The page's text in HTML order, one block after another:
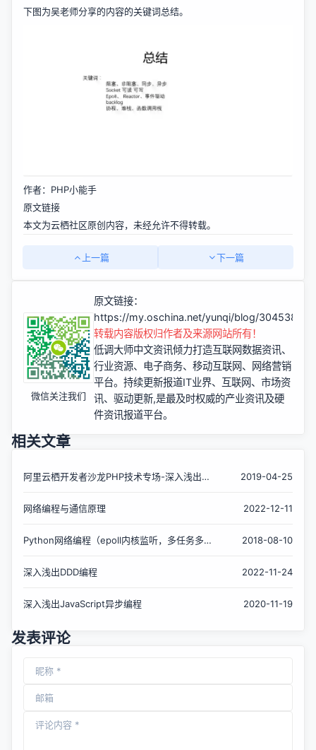
下图为吴老师分享的内容的关键词总结。
作者：PHP小能手
原文链接
本文为云栖社区原创内容，未经允许不得转载。
上一篇 下一篇
微信关注我们
原文链接：
https://my.oschina.net/yunqi/blog/3045385
转载内容版权归作者及来源网站所有！
低调大师中文资讯倾力打造互联网数据资讯、
行业资源、电子商务、移动互联网、网络营销
平台。持续更新报道IT业界、互联网、市场资
讯、驱动更新,是最及时权威的产业资讯及硬
件资讯报道平台。
相关文章
阿里云栖开发者沙龙PHP技术专场-深入浅出网
2019-04-25
网络编程与通信原理 2022-12-11
Python网络编程（epoll内核监听，多任务多
2018-08-10
深入浅出DDD编程 2022-11-24
深入浅出JavaScript异步编程 2020-11-19
发表评论